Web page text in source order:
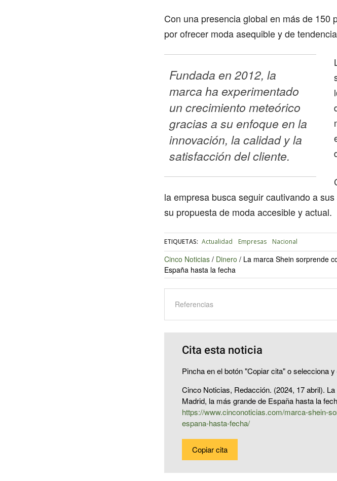
Con una presencia global en más de 150
por ofrecer moda asequible y de
Fundada en 2012, la
marca ha experimentado
un crecimiento meteórico
gracias a su enfoque en la
innovación, la calidad y la
satisfacción del cliente.
la empresa busca seguir cautivando a
su propuesta de moda accesible y actual.
ETIQUETAS: Actualidad Empresas Nacional
Cinco Noticias / Dinero / La marca Shein sorprende
España hasta la fecha
Referencias
Cita esta noticia
Pincha en el botón "Copiar cita" o selecciona
Cinco Noticias, Redacción. (2024, 17 abril).
Madrid, la más grande de España hasta la
https://www.cinconoticias.com/marca-shein-
espana-hasta-fecha/
Copiar cita